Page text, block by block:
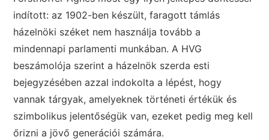
indított: az 1902-ben készült, faragott támlás
házelnöki széket nem használja tovább a
mindennapi parlamenti munkában. A HVG
beszámolója szerint a házelnök szerda esti
bejegyzésében azzal indokolta a lépést, hogy
vannak tárgyak, amelyeknek történeti értékük és
szimbolikus jelentőségük van, ezeket pedig meg kell
őrizni a jövő generációi számára.